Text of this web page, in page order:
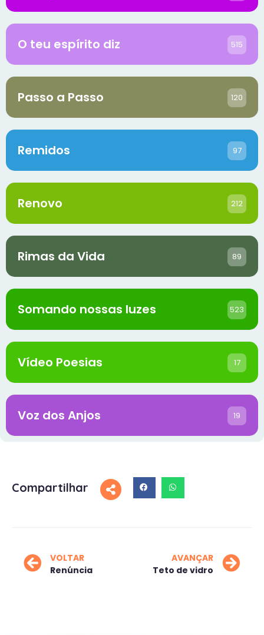
O teu espírito diz 515
Passo a Passo 120
Remidos 97
Renovo 212
Rimas da Vida 89
Somando nossas luzes 523
Vídeo Poesias 17
Voz dos Anjos 19
Compartilhar
VOLTAR
Renúncia
AVANÇAR
Teto de vidro